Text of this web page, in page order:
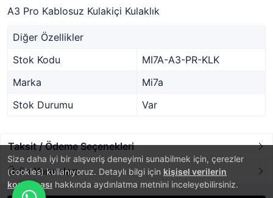
Size daha iyi bir alışveriş deneyimi sunabilmek için, çerezler
(cookies) kullanıyoruz. Detaylı bilgi için kişisel verilerin
korunması hakkında aydınlatma metnini inceleyebilirsiniz.
A3 Pro Kablosuz Kulakiçi Kulaklık
Diğer Özellikler
Stok Kodu
MI7A-A3-PR-KLK
Marka
Mi7a
Stok Durumu
Var
Taksit / Ödeme Seçenekleri
Ürün Yorumları